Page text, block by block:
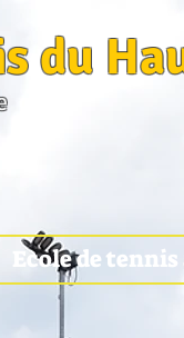
du
Ecole de